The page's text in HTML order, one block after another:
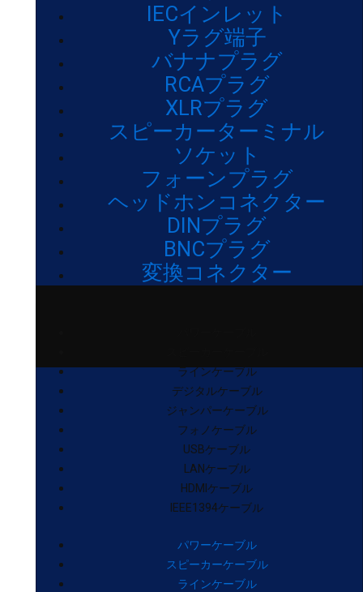
IECインレット
Yラグ端子
バナナプラグ
RCAプラグ
XLRプラグ
スピーカーターミナル
ソケット
フォーンプラグ
ヘッドホンコネクター
DINプラグ
BNCプラグ
変換コネクター
ラインケーブル
デジタルケーブル
ジャンパーケーブル
フォノケーブル
USBケーブル
LANケーブル
HDMIケーブル
IEEE1394ケーブル
パワーケーブル
スピーカーケーブル
ラインケーブル